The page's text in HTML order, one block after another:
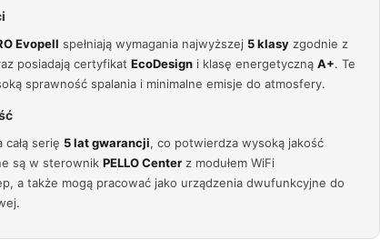
Evopell spełniają wymagania najwyższej 5 klasy zgodnie z
posiadają certyfikat EcoDesign i klasę energetyczną A+. Te
sprawność spalania i minimalne emisje do atmosfery.
całą serię 5 lat gwarancji, co potwierdza wysoką jakość
są w sterownik PELLO Center z modułem WiFi
a także mogą pracować jako urządzenia dwufunkcyjne do